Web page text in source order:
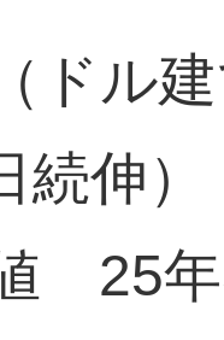
ドル
伸）
25